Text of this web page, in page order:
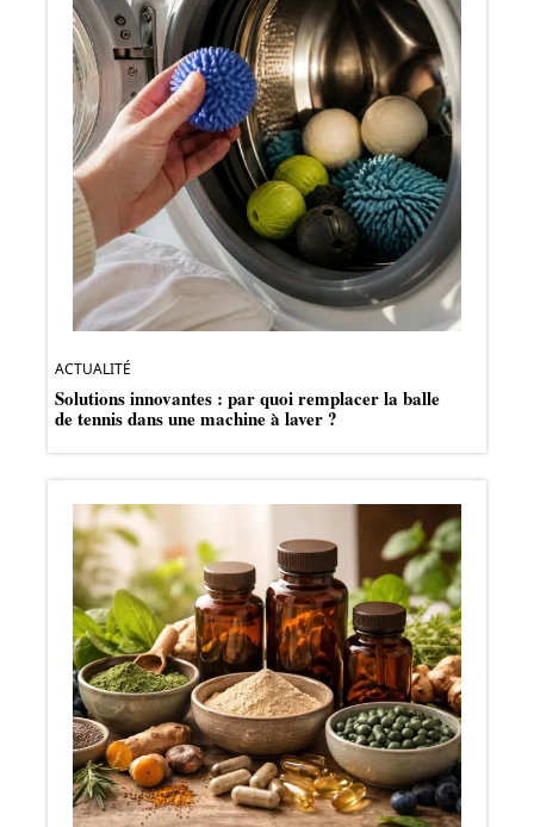
ACTUALITÉ
Solutions innovantes : par quoi remplacer la balle
de tennis dans une machine à laver ?